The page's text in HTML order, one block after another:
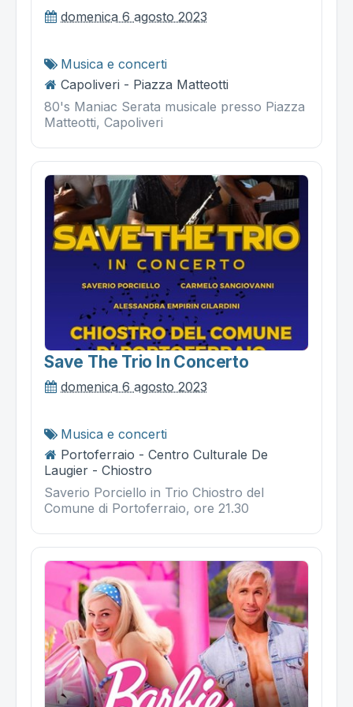
domenica 6 agosto 2023
Musica e concerti
Capoliveri - Piazza Matteotti
80's Maniac Serata musicale presso Piazza
Matteotti, Capoliveri
Save The Trio In Concerto
domenica 6 agosto 2023
Musica e concerti
Portoferraio - Centro Culturale De
Laugier - Chiostro
Saverio Porciello in Trio Chiostro del
Comune di Portoferraio, ore 21.30